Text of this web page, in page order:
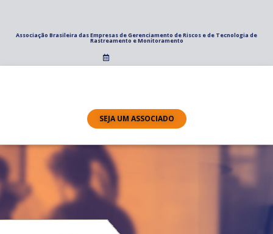
Associação Brasileira das Empresas de Gerenciamento de Riscos e de Tecnologia de
Rastreamento e Monitoramento
SEJA UM ASSOCIADO